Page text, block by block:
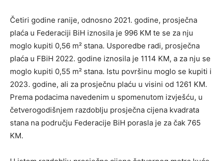
Četiri godine ranije, odnosno 2021. godine, prosječna
plaća u Federaciji BiH iznosila je 996 KM te se za nju
moglo kupiti 0,56 m² stana. Usporedbe radi, prosječna
plaća u FBiH 2022. godine iznosila je 1114 KM, a za nju se
moglo kupiti 0,55 m² stana. Istu površinu moglo se kupiti i
2023. godine, ali za prosječnu plaću u visini od 1261 KM.
Prema podacima navedenim u spomenutom izvješću, u
četverogodišnjem razdoblju prosječna cijena kvadrata
stana na području Federacije BiH porasla je za čak 765
KM.